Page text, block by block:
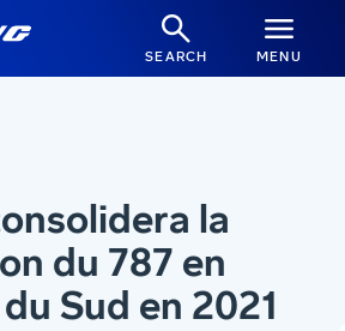
SEARCH MENU
la
du 787 en
Sud en 2021